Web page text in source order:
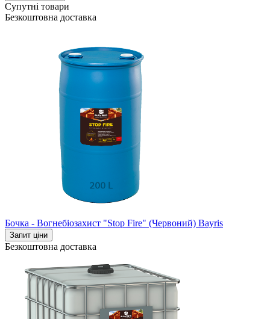
Супутні товари
Безкоштовна доставка
Бочка - Вогнебіозахист "Stop Fire" (Червоний) Bayris
Запит ціни
Безкоштовна доставка